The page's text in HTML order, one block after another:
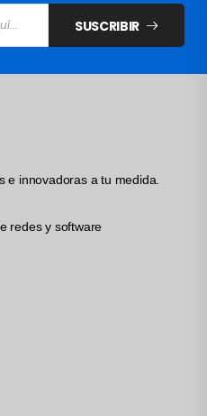
SUSCRIBIR
e innovadoras a tu medida.
redes y software